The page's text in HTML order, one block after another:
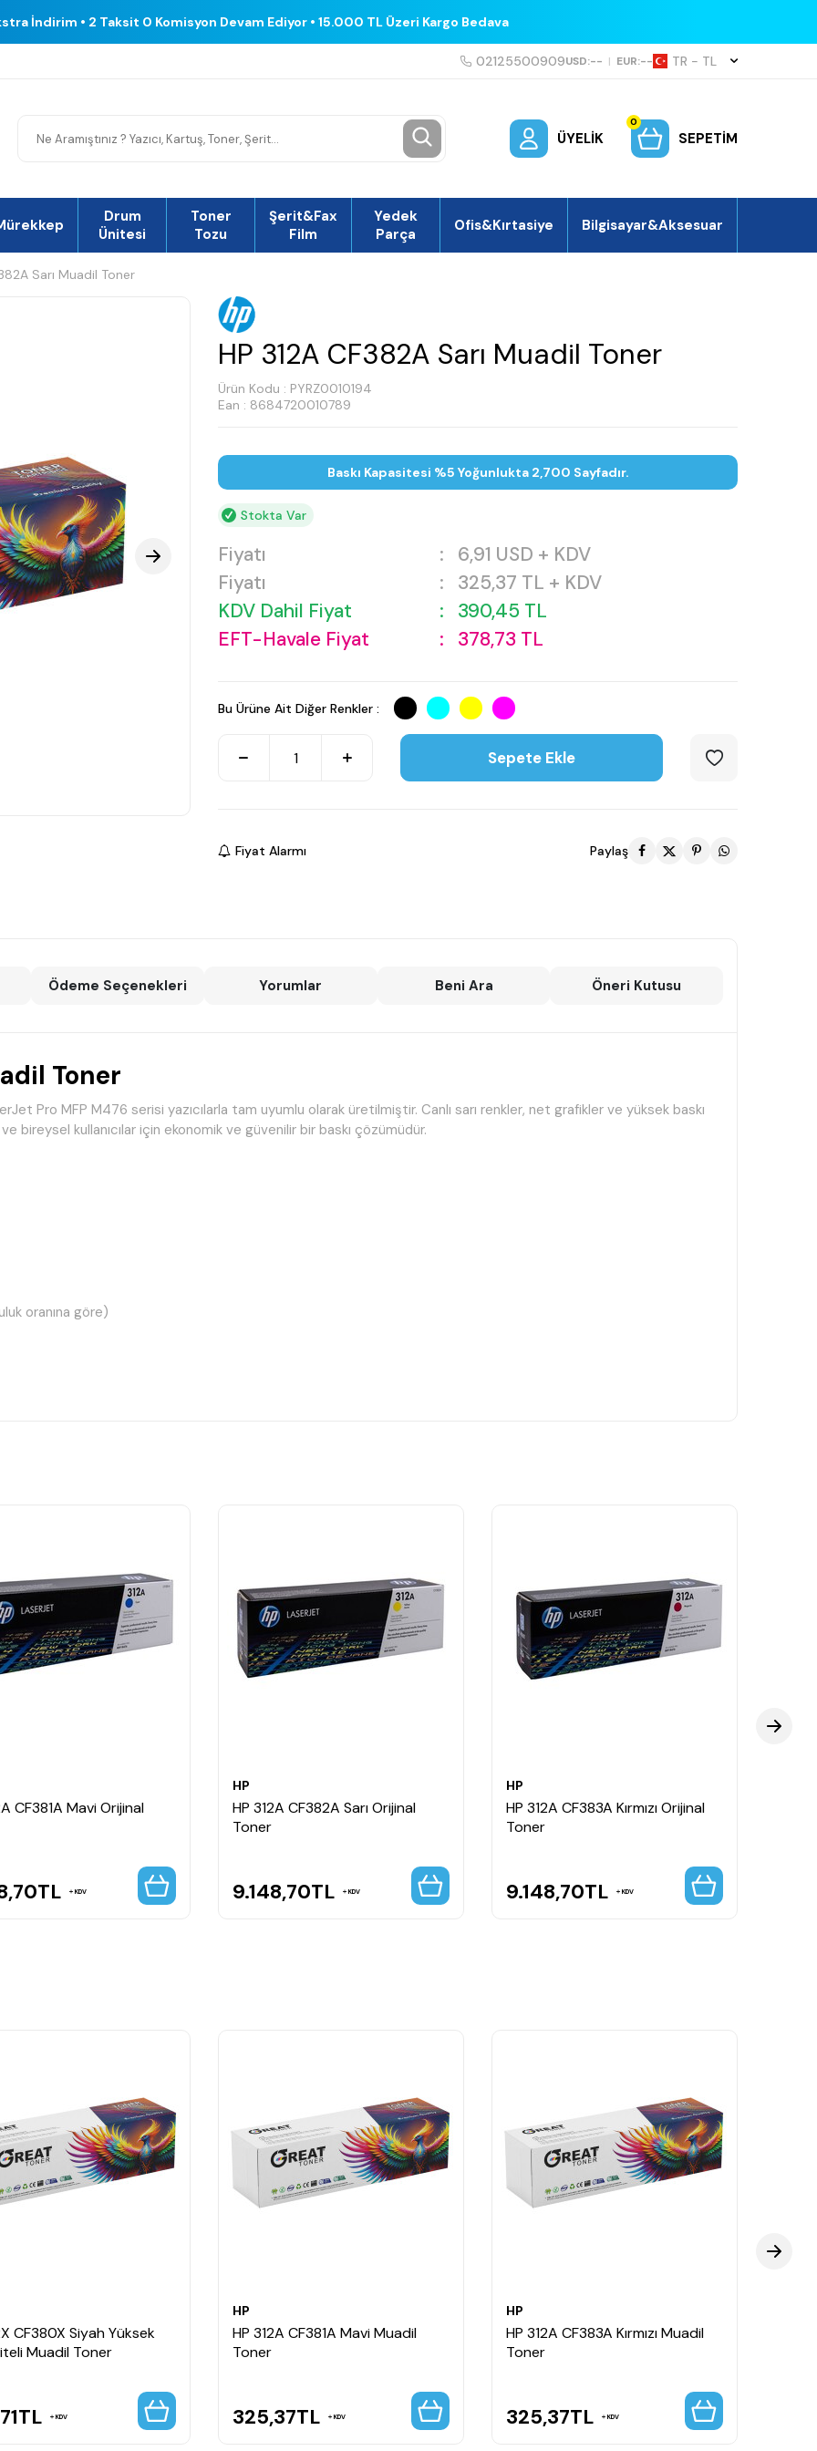
İndirim • 2 Taksit 0 Komisyon Devam Ediyor • 15.000 TL Üzeri Kargo Bedava
02125500909USD:-- | EUR:-- TR − TL
ÜYELIK
0
SEPETIM
Drum
Ünitesi
Toner
Tozu
Şerit&Fax
Film
Yedek
Parça
Ofis&Kırtasiye Bilgisayar&Aksesuar
Sarı Muadil Toner
HP 312A CF382A Sarı Muadil Toner
Ürün Kodu : PYRZ0010194
Ean : 8684720010789
Baskı Kapasitesi %5 Yoğunlukta 2,700 Sayfadır.
Stokta Var
Fiyatı : 6,91 USD + KDV
Fiyatı
: 325,37 TL + KDV
KDV Dahil Fiyat
: 390,45 TL
EFT-Havale Fiyat
: 378,73 TL
Bu Ürüne Ait Diğer Renkler :
Sepete Ekle
Fiyat Alarmı Paylaş
Ödeme Seçenekleri Yorumlar Beni Ara Öneri Kutusu
Toner
Pro MFP M476 serisi yazıcılarla tam uyumlu olarak üretilmiştir. Canlı sarı renkler, net grafikler ve yüksek baskı
bireysel kullanıcılar için ekonomik ve güvenilir bir baskı çözümüdür.
oranına göre)
sağlar.
sağlar.
CF381A Mavi Orijinal
TL KDV
HP
HP 312A CF382A Sarı Orijinal
Toner
9.148,70TL KDV
HP
HP 312A CF383A Kırmızı Orijinal
Toner
9.148,70TL KDV
CF380X Siyah Yüksek
Muadil Toner
TL KDV
HP
HP 312A CF381A Mavi Muadil
Toner
325,37TL KDV
HP
HP 312A CF383A Kırmızı Muadil
Toner
325,37TL KDV